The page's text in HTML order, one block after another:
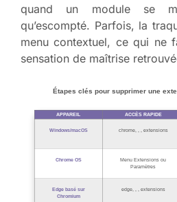
quand un module se
qu’escompté. Parfois, la
menu contextuel, ce qui ne
sensation de maîtrise
Étapes clés pour supprimer une
APPAREIL ACCÈS RAPIDE
Windows/macOS chrome, , , extensions
Chrome OS
Menu Extensions ou
Paramètres
Edge basé sur
Chromium
edge, , , extensions